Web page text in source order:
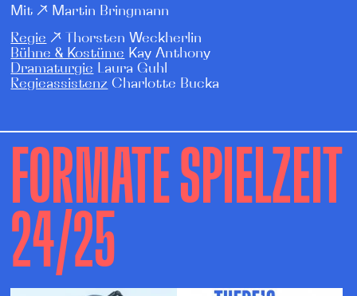
Mit ↗ Martin Bringmann
Regie ↗ Thorsten Weckherlin
Bühne & Kostüme Kay Anthony
Dramaturgie Laura Guhl
Regieassistenz Charlotte Bucka
FORMATE SPIELZEIT
24/25